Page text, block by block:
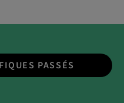
PASSÉS